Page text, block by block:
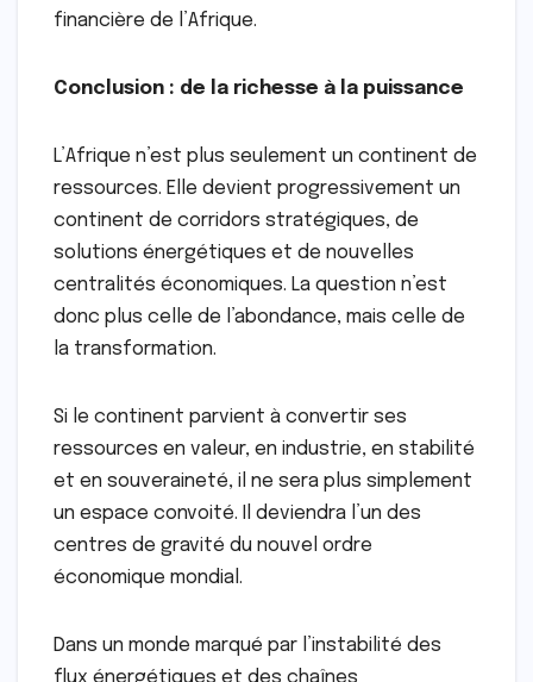
financière de l’Afrique.
Conclusion : de la richesse à la puissance
L’Afrique n’est plus seulement un continent de
ressources. Elle devient progressivement un
continent de corridors stratégiques, de
solutions énergétiques et de nouvelles
centralités économiques. La question n’est
donc plus celle de l’abondance, mais celle de
la transformation.
Si le continent parvient à convertir ses
ressources en valeur, en industrie, en stabilité
et en souveraineté, il ne sera plus simplement
un espace convoité. Il deviendra l’un des
centres de gravité du nouvel ordre
économique mondial.
Dans un monde marqué par l’instabilité des
flux énergétiques et des chaînes